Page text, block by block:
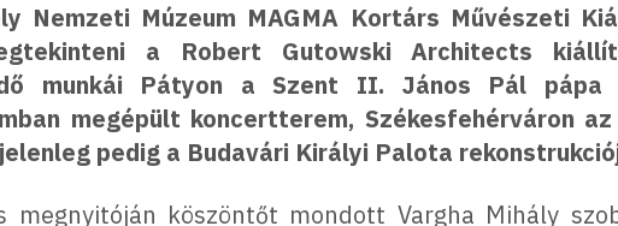
Nemzeti Múzeum MAGMA Kortárs Művészeti
a Robert Gutowski Architects
munkái Pátyon a Szent II. János Pál pápa
megépült koncertterem, Székesfehérváron
pedig a Budavári Királyi Palota
megnyitóján köszöntőt mondott Vargha Mihály